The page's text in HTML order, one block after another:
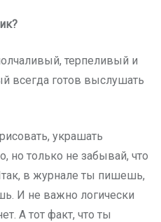
терпеливый и
всегда готов выслушать
украшать
но только не забывай, что
в журнале ты пишешь,
И не важно логически
А тот факт, что ты